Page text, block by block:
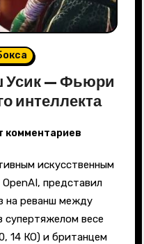
Усик — Фьюри
интеллекта
комментариев
представил
на реванш между
весе
14 КО) и британцем